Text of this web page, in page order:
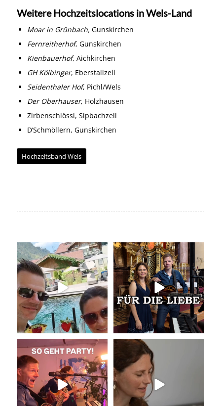
Weitere Hochzeitslocations in Wels-Land
Moar in Grünbach, Gunskirchen
Fernreitherhof, Gunskirchen
Kienbauerhof, Aichkirchen
GH Kölbinger, Eberstallzell
Seidenthaler Hof, Pichl/Wels
Der Oberhauser, Holzhausen
Zirbenschlössl, Sipbachzell
D’Schmöllern, Gunskirchen
Hochzeitsband Wels
Livemusik, Urlaubsfeeling und
gute Drinks...
18 0
Unser Geheimtipp für die
Trauung
Wir...
30 0
So geht Party!
Was für eine tolle...
35 0
Unser Kennenlernen vor 15
Jahren
Vor 15
34